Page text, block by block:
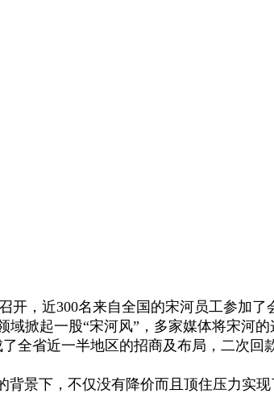
开，近300名来自全国的宋河员工参加
掀起一股“宋河风”，多家媒体将宋河
全省近一半地区的招商及布局，二次回
景下，不仅没有降价而且顶住压力实现